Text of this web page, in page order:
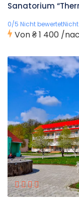
Sanatorium
0/5 Nicht
Von₴ 1 400 /